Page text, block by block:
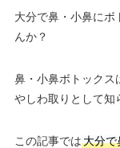
大分で鼻・小鼻に
んか？
鼻・小鼻ボトックス
やしわ取りとして知
この記事では大分で